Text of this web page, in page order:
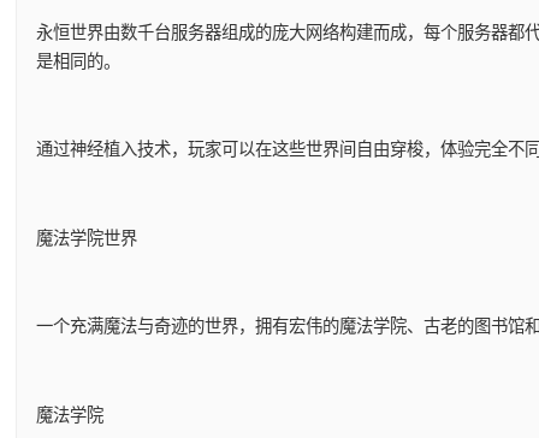
永恒世界由数千台服务器组成的庞大网络构建而成，每个服务器
是相同的。
通过神经植入技术，玩家可以在这些世界间自由穿梭，体验完全
魔法学院世界
一个充满魔法与奇迹的世界，拥有宏伟的魔法学院、古老的图书
魔法学院